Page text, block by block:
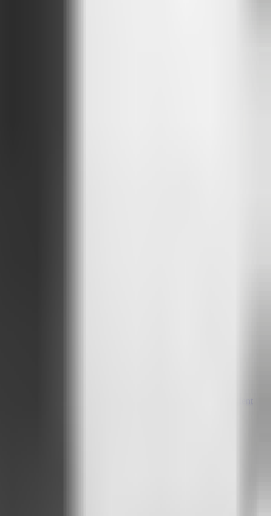
Attlas comprend ce que les gens demandent